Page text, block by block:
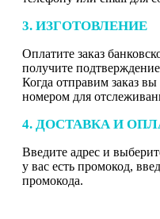
3. ИЗГОТОВЛЕНИЕ
Оплатите заказ
получите
Когда отправим заказ
номером для
4. ДОСТАВКА И
Введите адрес и
у вас есть промокод,
промокода.